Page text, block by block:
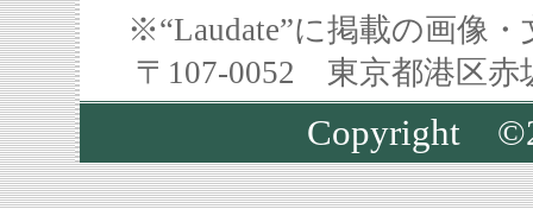
※“Laudate”に掲載の画像
〒107-0052 東京都港区
Copyright